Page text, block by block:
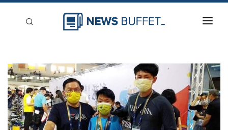
新聞稿分類
登入
刊登